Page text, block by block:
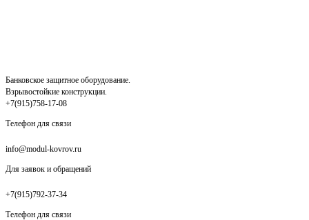
Банковское защитное оборудование.
Взрывостойкие конструкции.
+7(915)758-17-08
Телефон для связи
info@modul-kovrov.ru
Для заявок и обращений
+7(915)792-37-34
Телефон для связи